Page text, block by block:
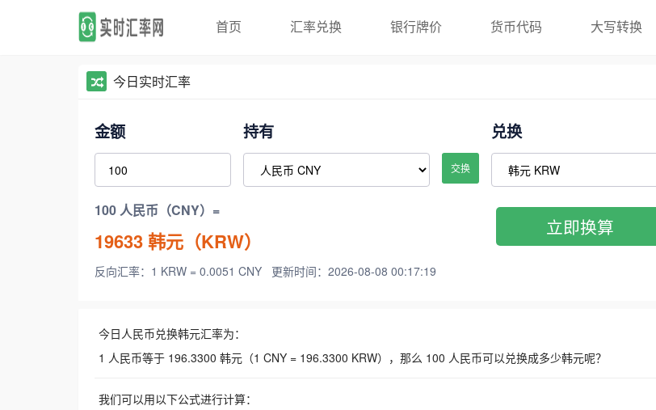
首页 汇率兑换 银行牌价 货币代码 大写转换
今日实时汇率
金额 持有
交换
兑换
100 人民币（CNY）=
19633韩元（KRW）
反向汇率：1 KRW = 0.0051 CNY 更新时间：2026-08-08 00:17:19
立即换算
今日人民币兑换韩元汇率为：
1 人民币等于 196.3300 韩元（1 CNY = 196.3300 KRW），那么 100 人民币可以兑换成多少韩元呢？
我们可以用以下公式进行计算：